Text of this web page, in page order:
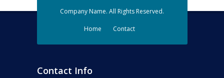
Company Name. All Rights Reserved.
Home Contact
Contact Info